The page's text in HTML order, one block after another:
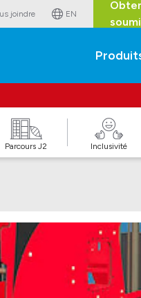
joindre EN
Parcours J2 Inclusivité